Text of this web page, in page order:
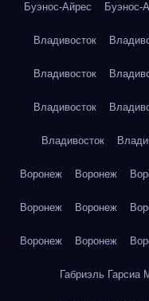
Буэнос-Айрес Буэнос-
Владивосток
Владивосток
Владивосток
Владивосток
Воронеж Воронеж
Воронеж Воронеж
Воронеж Воронеж
Габриэль Гарсиа